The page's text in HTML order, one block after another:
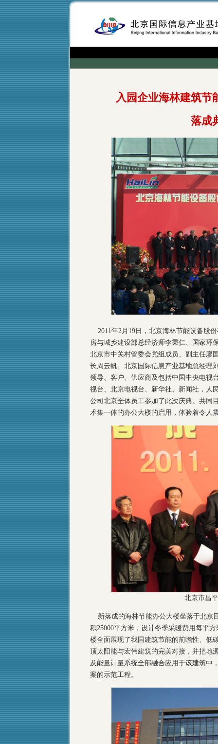
入园企业海林建筑节
落成
2011年2月19日，北京海林节能设备股
房与城乡建设部总经济师李秉仁、国家环
北京市中关村管委会党组成员、副主任廖
长周云帆、北京国际信息产业基地总经理
领导、客户、供应商及包括中国中央电视
视台、北京电视台、新华社、新闻社，人
公司北京全体员工参加了此次庆典。共同
术集一体的办公大楼的启用，体验着令人
北京市昌
新落成的海林节能办公大楼坐落于北京
积25000平方米，设计冬季采暖费用每平
楼全面展现了我国建筑节能的前瞻性、低
顶太阳能与宏伟建筑的完美对接，并把地
及能量计量系统全部融合应用于该建筑中
案的示范工程。